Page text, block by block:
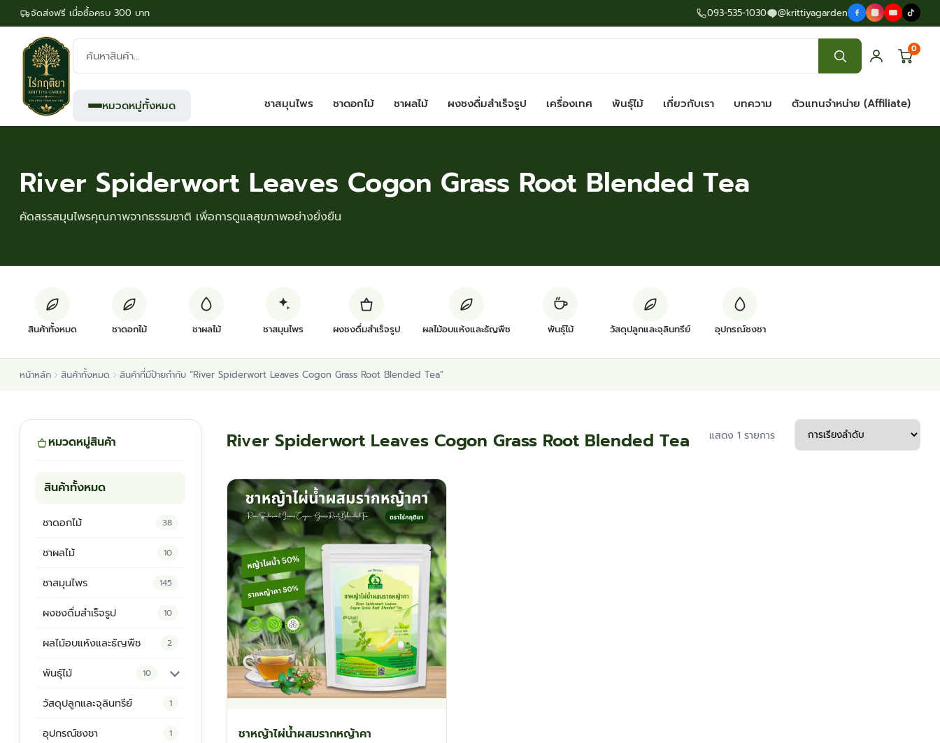
จัดส่งฟรี เมื่อซื้อครบ 300 บาท 093-535-1030 @krittiyagarden
ค้นหา
สินค้า:
0
หมวดหมู่ทั้งหมด ชาสมุนไพร ชาดอกไม้ ชาผลไม้ ผงชงดื่มสำเร็จรูป เครื่องเทศ พันธุ์ไม้ เกี่ยวกับเรา บทความ ตัวแทนจำหน่าย (Affiliate)
River Spiderwort Leaves Cogon Grass Root Blended Tea
คัดสรรสมุนไพรคุณภาพจากธรรมชาติ เพื่อการดูแลสุขภาพอย่างยั่งยืน
สินค้าทั้งหมด ชาดอกไม้ ชาผลไม้ ชาสมุนไพร ผงชงดื่มสำเร็จรูป ผลไม้อบแห้งและธัญพืช พันธุ์ไม้ วัสดุปลูกและจุลินทรีย์ อุปกรณ์ชงชา
หน้าหลัก สินค้าทั้งหมด สินค้าที่มีป้ายกำกับ “River Spiderwort Leaves Cogon Grass Root Blended Tea”
หมวดหมู่สินค้า
สินค้าทั้งหมด
ชาดอกไม้ 38
ชาผลไม้ 10
ชาสมุนไพร 145
ผงชงดื่มสำเร็จรูป 10
ผลไม้อบแห้งและธัญพืช 2
พันธุ์ไม้ 10
ต้นพันธุ์สมุนไพร 5
วัสดุปลูกและจุลินทรีย์ 1
อุปกรณ์ชงชา 1
River Spiderwort Leaves Cogon Grass Root Blended Tea แสดง 1 รายการ
ชาหญ้าไผ่น้ำผสมรากหญ้าคา